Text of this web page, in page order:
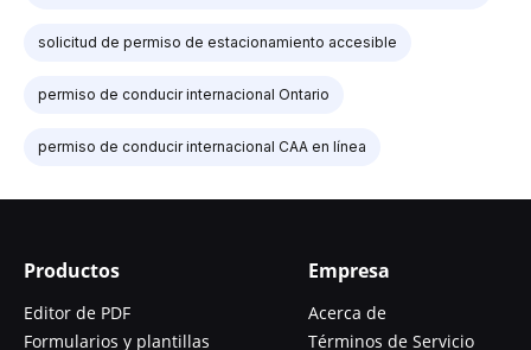
solicitud de permiso de estacionamiento accesible
permiso de conducir internacional Ontario
permiso de conducir internacional CAA en línea
Productos
Editor de PDF
Formularios y plantillas
Empresa
Acerca de
Términos de Servicio